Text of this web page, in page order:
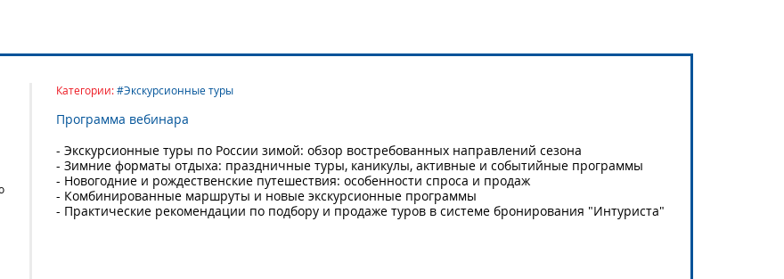
Категории:#Экскурсионные туры
Программа вебинара
- Экскурсионные туры по России зимой: обзор востребованных направлений сезона
- Зимние форматы отдыха: праздничные туры, каникулы, активные и событийные программы
- Новогодние и рождественские путешествия: особенности спроса и продаж
- Комбинированные маршруты и новые экскурсионные программы
- Практические рекомендации по подбору и продаже туров в системе бронирования "Интуриста"